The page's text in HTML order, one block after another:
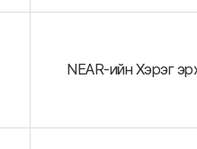
NEAR-ийн Хэрэг